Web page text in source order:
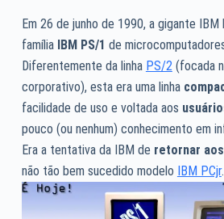
Em 26 de junho de 1990, a gigante IBM
família IBM PS/1 de
Diferentemente da linha PS/2 (focada
corporativo), esta era uma linha
facilidade de uso e voltada aos
pouco (ou nenhum) conhecimento em
Era a tentativa da IBM de retornar
não tão bem sucedido modelo IBM PCjr.